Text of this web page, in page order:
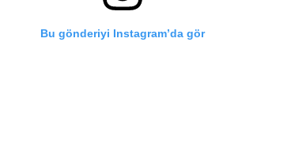
Bu gönderiyi Instagram’da gör